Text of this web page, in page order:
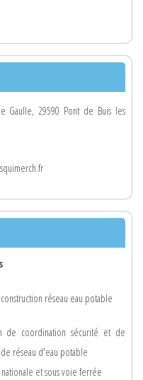
Gaulle, 29590 Pont de Buis les
réseau eau potable
de coordination sécurité et de
réseau d'eau potable
et sous voie ferrée